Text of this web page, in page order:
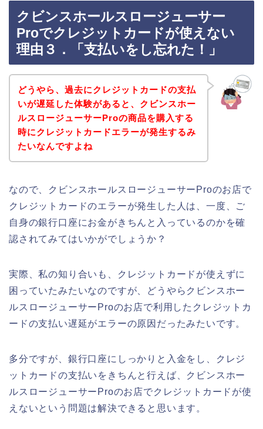
クビンスホールスロージューサー
Proでクレジットカードが使えない
理由３．「支払いをし忘れた！」
どうやら、過去にクレジットカードの支払
いが遅延した体験があると、クビンスホー
ルスロージューサーProの商品を購入する
時にクレジットカードエラーが発生するみ
たいなんですよね
なので、クビンスホールスロージューサーProのお店で
クレジットカードのエラーが発生した人は、一度、ご
自身の銀行口座にお金がきちんと入っているのかを確
認されてみてはいかがでしょうか？
実際、私の知り合いも、クレジットカードが使えずに
困っていたみたいなのですが、どうやらクビンスホー
ルスロージューサーProのお店で利用したクレジットカ
ードの支払い遅延がエラーの原因だったみたいです。
多分ですが、銀行口座にしっかりと入金をし、クレジ
ットカードの支払いをきちんと行えば、クビンスホー
ルスロージューサーProのお店でクレジットカードが使
えないという問題は解決できると思います。